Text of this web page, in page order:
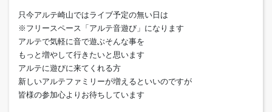
只今アルテ崎山ではライブ予定の無い日は
※フリースペース「アルテ音遊び」になります
アルテで気軽に音で遊ぶそんな事を
もっと増やして行きたいと思います
アルテに遊びに来てくれる方
新しいアルテファミリーが増えるといいのですが
皆様の参加心よりお待ちしています